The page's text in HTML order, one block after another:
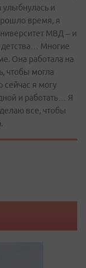
улыбнулась и
время, я
МВД – и
Многие
Она работала на
чтобы могла
сейчас я могу
и работать… Я
все, чтобы